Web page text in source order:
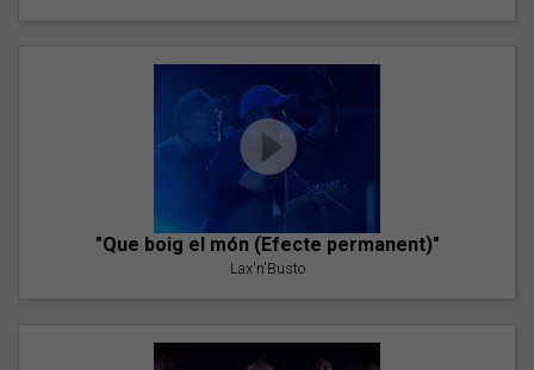
"Que boig el món (Efecte permanent)"
Lax'n'Busto